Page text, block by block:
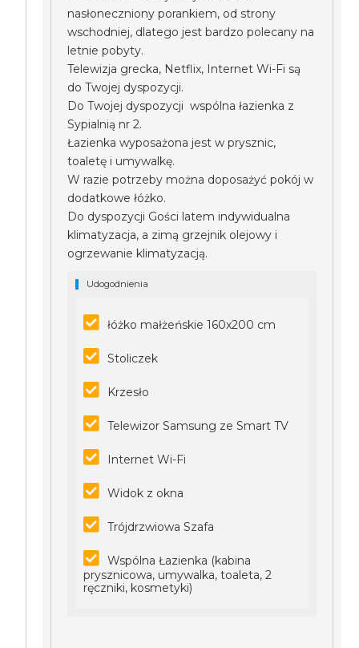
nasłoneczniony porankiem, od strony
wschodniej, dlatego jest bardzo polecany na
letnie pobyty.
Telewizja grecka, Netflix, Internet Wi-Fi są
do Twojej dyspozycji.
Do Twojej dyspozycji wspólna łazienka z
Sypialnią nr 2.
Łazienka wyposażona jest w prysznic,
toaletę i umywalkę.
W razie potrzeby można doposażyć pokój w
dodatkowe łóżko.
Do dyspozycji Gości latem indywidualna
klimatyzacja, a zimą grzejnik olejowy i
ogrzewanie klimatyzacją.
Udogodnienia
łóżko małżeńskie 160x200 cm
Stoliczek
Krzesło
Telewizor Samsung ze Smart TV
Internet Wi-Fi
Widok z okna
Trójdrzwiowa Szafa
Wspólna Łazienka (kabina
prysznicowa, umywalka, toaleta, 2
ręczniki, kosmetyki)